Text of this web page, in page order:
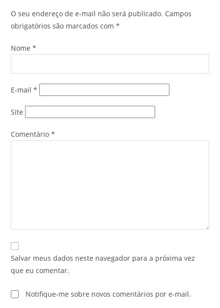
O seu endereço de e-mail não será publicado. Campos
obrigatórios são marcados com*
Nome*
E-mail*
Site
Comentário*
Salvar meus dados neste navegador para a próxima vez
que eu comentar.
Notifique-me sobre novos comentários por e-mail.